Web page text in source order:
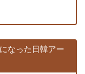
なった日韓アー